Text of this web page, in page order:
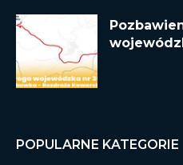
POPULARNE KATEGORIE